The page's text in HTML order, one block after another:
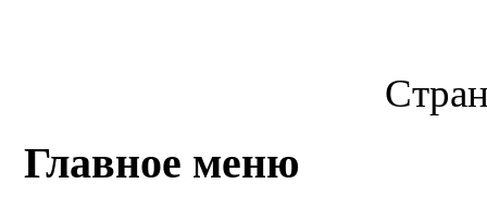
Главное меню